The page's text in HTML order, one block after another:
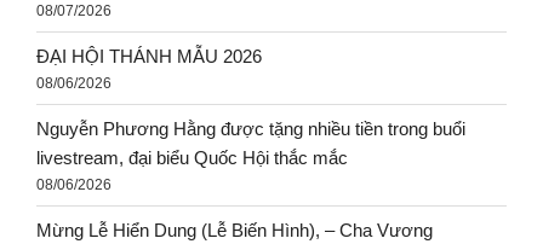
08/07/2026
ĐẠI HỘI THÁNH MẪU 2026
08/06/2026
Nguyễn Phương Hằng được tặng nhiều tiền trong buổi
livestream, đại biểu Quốc Hội thắc mắc
08/06/2026
Mừng Lễ Hiển Dung (Lễ Biến Hình), – Cha Vương